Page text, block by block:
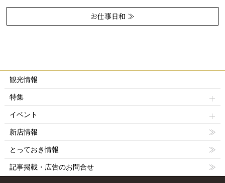
お仕事日和 ≫
観光情報
特集
イベント
新店情報
とっておき情報
記事掲載・広告のお問合せ